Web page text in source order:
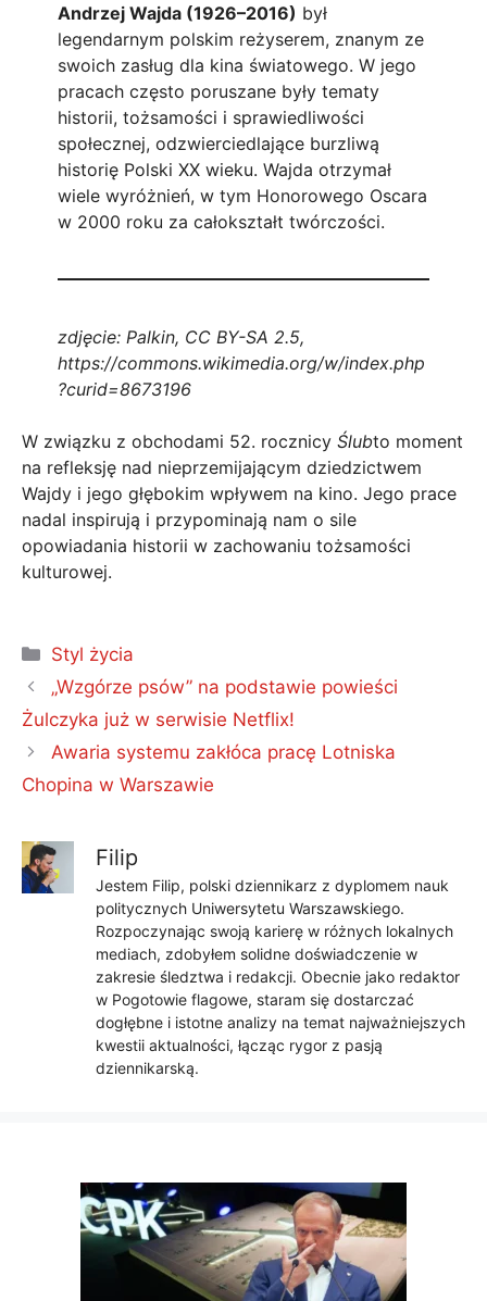
Andrzej Wajda (1926–2016) był
legendarnym polskim reżyserem, znanym ze
swoich zasług dla kina światowego. W jego
pracach często poruszane były tematy
historii, tożsamości i sprawiedliwości
społecznej, odzwierciedlające burzliwą
historię Polski XX wieku. Wajda otrzymał
wiele wyróżnień, w tym Honorowego Oscara
w 2000 roku za całokształt twórczości.
zdjęcie: Palkin, CC BY-SA 2.5,
https://commons.wikimedia.org/w/index.php
?curid=8673196
W związku z obchodami 52. rocznicy Ślubto moment
na refleksję nad nieprzemijającym dziedzictwem
Wajdy i jego głębokim wpływem na kino. Jego prace
nadal inspirują i przypominają nam o sile
opowiadania historii w zachowaniu tożsamości
kulturowej.
Kategorie
Styl życia
„Wzgórze psów” na podstawie powieści
Żulczyka już w serwisie Netflix!
Awaria systemu zakłóca pracę Lotniska
Chopina w Warszawie
Filip
Jestem Filip, polski dziennikarz z dyplomem nauk
politycznych Uniwersytetu Warszawskiego.
Rozpoczynając swoją karierę w różnych lokalnych
mediach, zdobyłem solidne doświadczenie w
zakresie śledztwa i redakcji. Obecnie jako redaktor
w Pogotowie flagowe, staram się dostarczać
dogłębne i istotne analizy na temat najważniejszych
kwestii aktualności, łącząc rygor z pasją
dziennikarską.